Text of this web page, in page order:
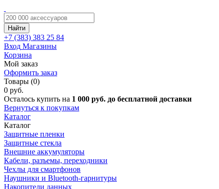
Найти
+7 (383) 383 25 84
Вход Магазины
Корзина
Мой заказ
Оформить заказ
Товары (0)
0 руб.
Осталось купить на 1 000 руб. до бесплатной доставки
Вернуться к покупкам
Каталог
Каталог
Защитные пленки
Защитные стекла
Внешние аккумуляторы
Кабели, разъемы, переходники
Чехлы для смартфонов
Наушники и Bluetooth-гарнитуры
Накопители данных